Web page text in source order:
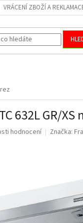
VRÁCENÍ ZBOŽÍ A
632L GR/XS
hodnocení Značka: